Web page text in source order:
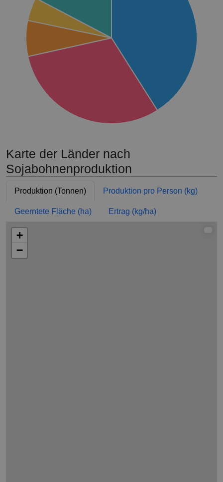
Karte der Länder nach
Sojabohnenproduktion
Produktion (Tonnen) Produktion pro Person (kg)
Geerntete Fläche (ha) Ertrag (kg/ha)
+
−